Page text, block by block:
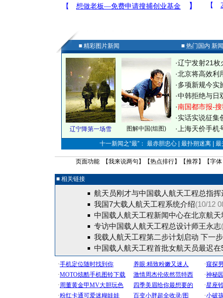
■ 精彩图片新闻 ■ 热门国内 新
辽宁降第一场雪 图解中国(组图)
·辽宁发射21枚
·北京将高效利
·多项新规今实
·中韩拒绝与日
·南国都市报-
·实话实说征集
· 上海天价手
十一新闻之“最”： 最赤胆忠心 | 最扑朔迷离 |
页面功能 【我来说两句 】【热点排行】【推荐】【字体
■ 相关链接
航天员刚才与中国载人航天工程总指挥
我国7大载人航天工程系统介绍(10/12
中国载人航天工程新闻中心在北京航天
专访中国载人航天工程总设计师王永志
我载人航天工程第二步计划启动 下一
中国载人航天工程首批女航天员最迟在